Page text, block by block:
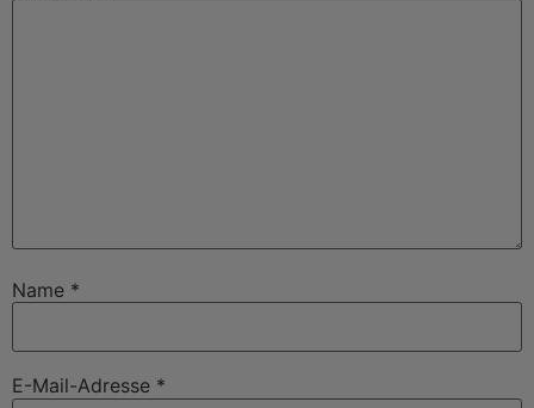
Name *
E-Mail-Adresse *